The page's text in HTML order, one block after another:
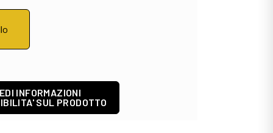
INFORMAZIONI
SUL PRODOTTO